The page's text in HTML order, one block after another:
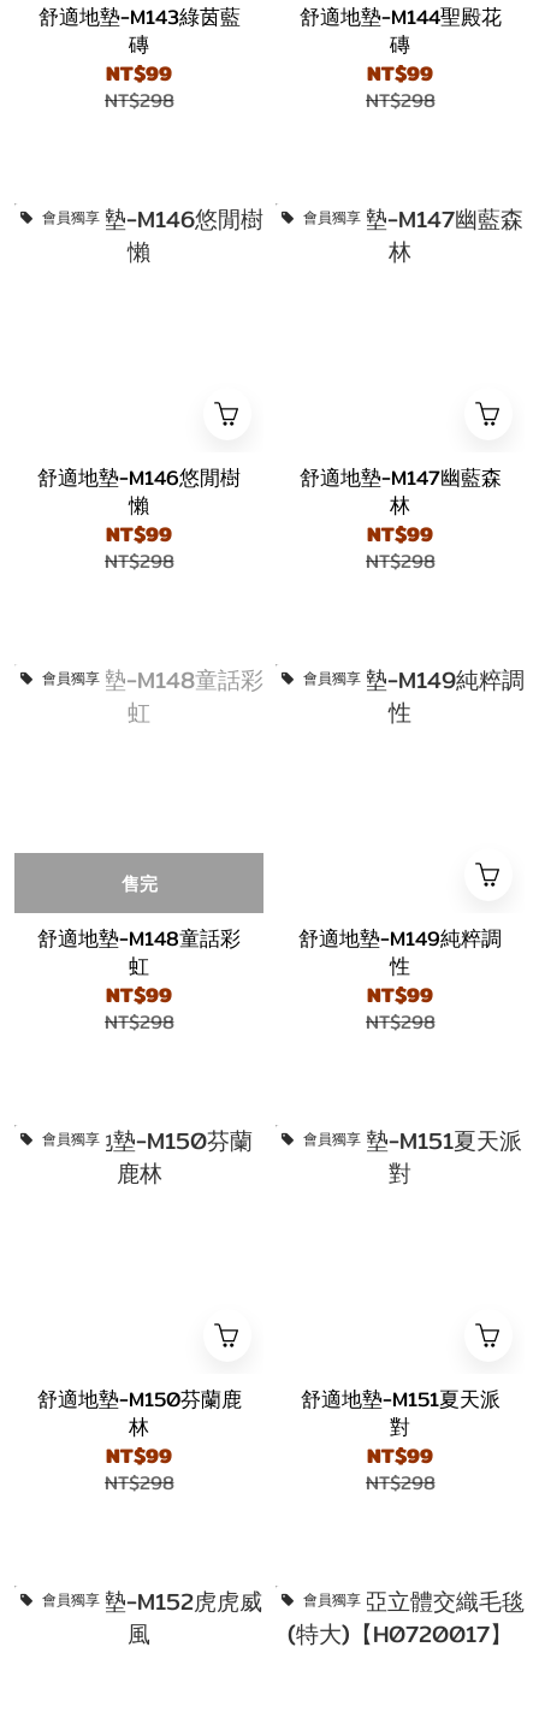
舒適地墊-M143綠茵藍
磚
NT$99
NT$298
舒適地墊-M144聖殿花
磚
NT$99
NT$298
會員獨享
舒適地墊-M146悠閒樹
懶
NT$99
NT$298
會員獨享
舒適地墊-M147幽藍森
林
NT$99
NT$298
會員獨享
售完
舒適地墊-M148童話彩
虹
NT$99
NT$298
會員獨享
舒適地墊-M149純粹調
性
NT$99
NT$298
會員獨享
舒適地墊-M150芬蘭鹿
林
NT$99
NT$298
會員獨享
舒適地墊-M151夏天派
對
NT$99
NT$298
會員獨享 會員獨享